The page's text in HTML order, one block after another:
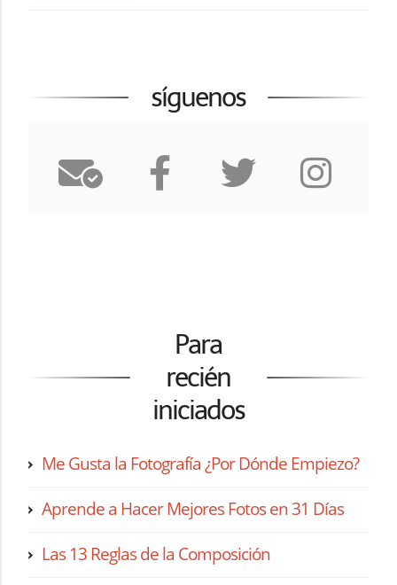
síguenos
Para
recién
iniciados
Me Gusta la Fotografía ¿Por Dónde Empiezo?
Aprende a Hacer Mejores Fotos en 31 Días
Las 13 Reglas de la Composición